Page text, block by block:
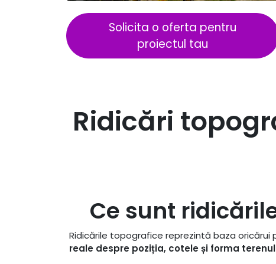
Solicita o oferta pentru
proiectul tau
Ridicări
Ce sunt
Ridicările topografice reprezintă baza
reale despre poziția, cotele și forma